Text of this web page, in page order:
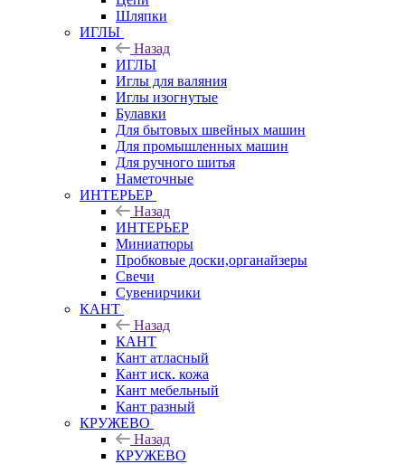
Шляпки
ИГЛЫ
Назад
ИГЛЫ
Иглы для валяния
Иглы изогнутые
Булавки
Для бытовых швейных машин
Для промышленных машин
Для ручного шитья
Наметочные
ИНТЕРЬЕР
Назад
ИНТЕРЬЕР
Миниатюры
Пробковые доски,органайзеры
Свечи
Сувенирчики
КАНТ
Назад
КАНТ
Кант атласный
Кант иск. кожа
Кант мебельный
Кант разный
КРУЖЕВО
Назад
КРУЖЕВО